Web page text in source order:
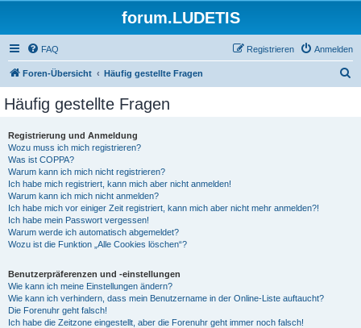
forum.LUDETIS
FAQ Anmelden
Registrieren
Foren-Übersicht Häufig gestellte Fragen
Häufig gestellte Fragen
Registrierung und Anmeldung
Wozu muss ich mich registrieren?
Was ist COPPA?
Warum kann ich mich nicht registrieren?
Ich habe mich registriert, kann mich aber nicht anmelden!
Warum kann ich mich nicht anmelden?
Ich habe mich vor einiger Zeit registriert, kann mich aber nicht mehr anmelden?!
Ich habe mein Passwort vergessen!
Warum werde ich automatisch abgemeldet?
Wozu ist die Funktion „Alle Cookies löschen“?
Benutzerpräferenzen und -einstellungen
Wie kann ich meine Einstellungen ändern?
Wie kann ich verhindern, dass mein Benutzername in der Online-Liste auftaucht?
Die Forenuhr geht falsch!
Ich habe die Zeitzone eingestellt, aber die Forenuhr geht immer noch falsch!